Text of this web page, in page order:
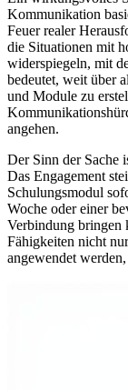
Kommunikation
Feuer realer
die Situationen mit
widerspiegeln, mit
bedeutet, weit über
und Module zu
angehen.
Der Sinn der Sache
Das Engagement
Schulungsmodul
Woche oder einer
Verbindung bringen
Fähigkeiten nicht
angewendet